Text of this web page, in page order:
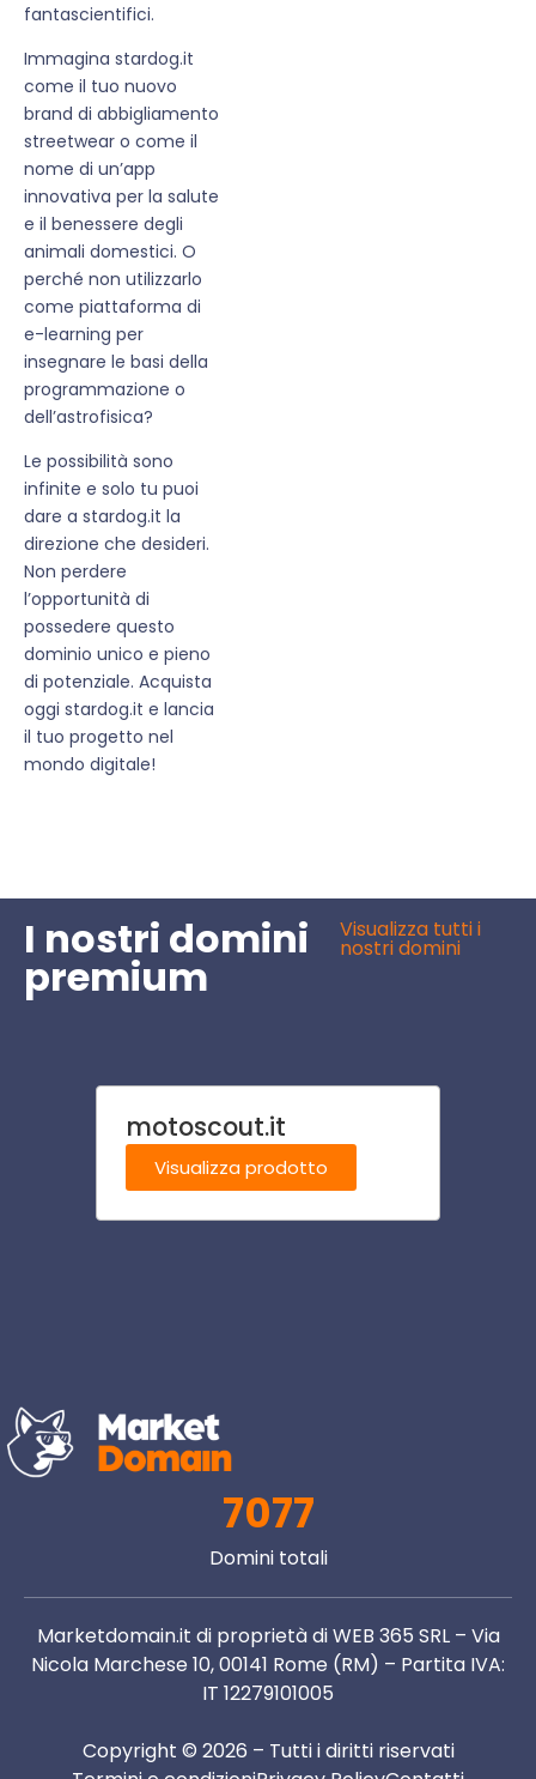
fantascientifici.
Immagina stardog.it
come il tuo nuovo
brand di abbigliamento
streetwear o come il
nome di un’app
innovativa per la salute
e il benessere degli
animali domestici. O
perché non utilizzarlo
come piattaforma di
e-learning per
insegnare le basi della
programmazione o
dell’astrofisica?
Le possibilità sono
infinite e solo tu puoi
dare a stardog.it la
direzione che desideri.
Non perdere
l’opportunità di
possedere questo
dominio unico e pieno
di potenziale. Acquista
oggi stardog.it e lancia
il tuo progetto nel
mondo digitale!
I nostri domini
premium
Visualizza tutti i
nostri domini
motoscout.it
Visualizza prodotto
7077
Domini totali
Marketdomain.it di proprietà di WEB 365 SRL – Via
Nicola Marchese 10, 00141 Rome (RM) – Partita IVA:
IT 12279101005
Copyright © 2026 – Tutti i diritti riservati